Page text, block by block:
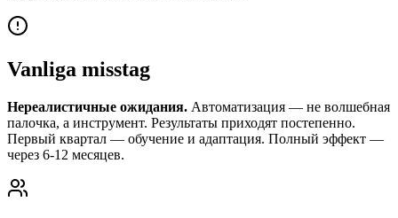
Vanliga misstag
Нереалистичные ожидания. Автоматизация — не волшебная
палочка, а инструмент. Результаты приходят постепенно.
Первый квартал — обучение и адаптация. Полный эффект —
через 6-12 месяцев.